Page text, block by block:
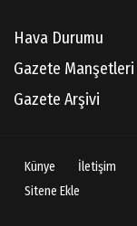
Hava Durumu
Gazete Manşetleri
Gazete Arşivi
Künye İletişim
Sitene Ekle